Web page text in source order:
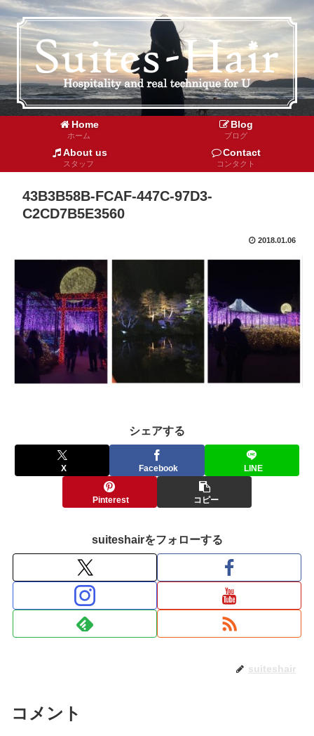
Home
ホーム
Blog
ブログ
About us
スタッフ
Contact
コンタクト
43B3B58B-FCAF-447C-97D3-
C2CD7B5E3560
2018.01.06
シェアする
X Facebook LINE
Pinterest コピー
suiteshairをフォローする
suiteshair
コメント